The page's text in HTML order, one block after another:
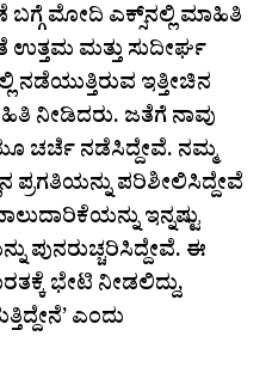
ಮೋದಿ ಎಕ್ಸ್‌ನಲ್ಲಿ ಮಾಹಿತಿ
ಉತ್ತಮ ಮತ್ತು ಸುದೀರ್ಘ
ನಡೆಯುತ್ತಿರುವ ಇತ್ತೀಚಿನ
ನೀಡಿದರು. ಜತೆಗೆ ನಾವು
ಚರ್ಚೆ ನಡೆಸಿದ್ದೇವೆ. ನಮ್ಮ
ಪರಿಶೀಲಿಸಿದ್ದೇವೆ
ಇನ್ನಷ್ಟು
ಪುನರುಚ್ಚರಿಸಿದ್ದೇವೆ. ಈ
ಭೇಟಿ ನೀಡಲಿದ್ದು,
ಎಂದು